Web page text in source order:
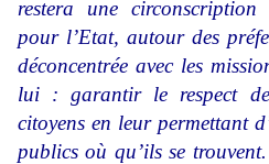
restera une circonscription
pour l’Etat, autour des
déconcentrée avec les
lui : garantir le respect
citoyens en leur permettant
publics où qu’ils se